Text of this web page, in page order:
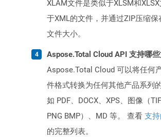
XLAM文件是类似于XLSM和
于XML的文件，并通过ZIP压缩
文件大小。
Aspose.Total Cloud API 支持哪
Aspose.Total Cloud 可以将任何
件格式转换为任何其他产品系列
如 PDF、DOCX、XPS、图像（
PNG BMP）、MD 等。 查看 支
的完整列表。